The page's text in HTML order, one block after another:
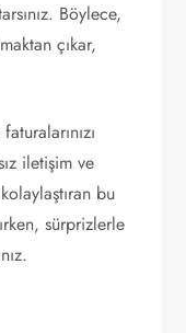
Böylece,
çıkar,
iletişim ve
bu
sürprizlerle